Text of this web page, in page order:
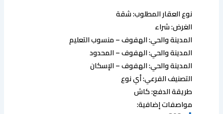
نوع العقار المطلوب: شقة
الغرض: شراء
المدينة والحي: الهفوف – منسوب التعليم
المدينة والحي: الهفوف – المحدود
المدينة والحي: الهفوف – الإسكان
التصنيف الفرعي: أي نوع
طريقة الدفع: كاش
مواصفات إضافية: